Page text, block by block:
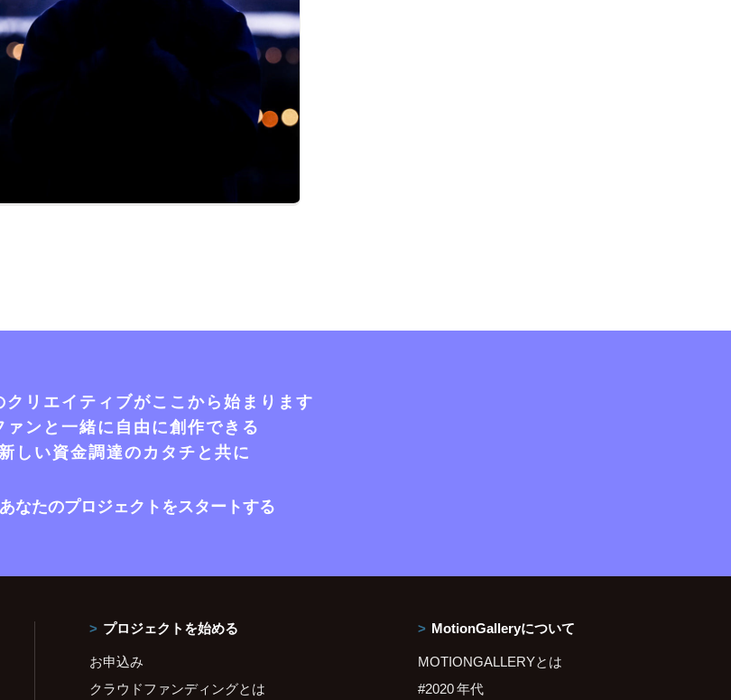
クリエイティブがここから始まります
ァンと一緒に自由に創作できる
しい資金調達のカタチと共に
あなたのプロジェクトをスタートする
プロジェクトを始める
お申込み
クラウドファンディングとは
MotionGalleryについて
MOTIONGALLERYとは
#2020 年代